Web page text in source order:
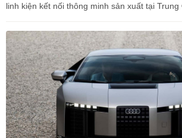
linh kiện kết nối thông minh sản xuất tại Trung